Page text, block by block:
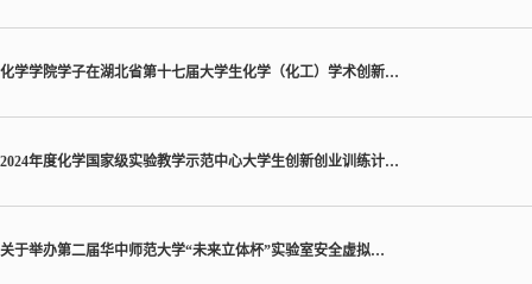
化学学院学子在湖北省第十七届大学生化学（化工）学术创新…
2024年度化学国家级实验教学示范中心大学生创新创业训练计…
关于举办第二届华中师范大学“未来立体杯”实验室安全虚拟…